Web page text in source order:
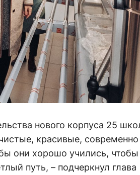
нового корпуса 25
красивые, современно
они хорошо учились, чтобы
путь, – подчеркнул глава